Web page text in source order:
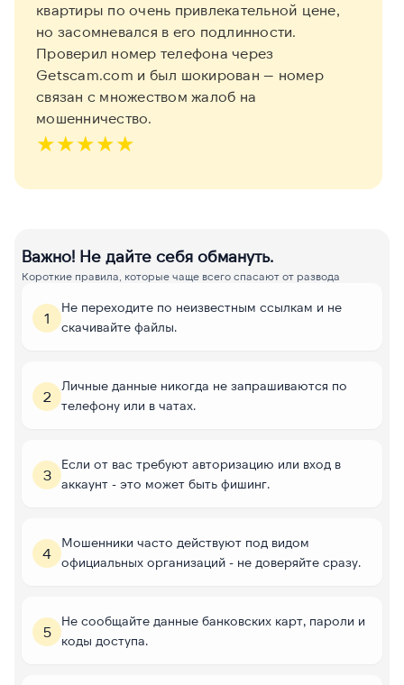
квартиры по очень привлекательной цене,
но засомневался в его подлинности.
Проверил номер телефона через
Getscam.com и был шокирован — номер
связан с множеством жалоб на
мошенничество.
★★★★★
Важно! Не дайте себя обмануть.
Короткие правила, которые чаще всего спасают от развода
1
Не переходите по неизвестным ссылкам и не
скачивайте файлы.
2
Личные данные никогда не запрашиваются по
телефону или в чатах.
3
Если от вас требуют авторизацию или вход в
аккаунт - это может быть фишинг.
4
Мошенники часто действуют под видом
официальных организаций - не доверяйте сразу.
5
Не сообщайте данные банковских карт, пароли и
коды доступа.